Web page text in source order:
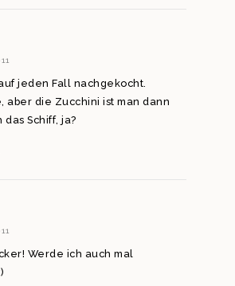
jeden Fall nachgekocht.
aber die Zucchini ist man dann
das Schiff, ja?
Werde ich auch mal